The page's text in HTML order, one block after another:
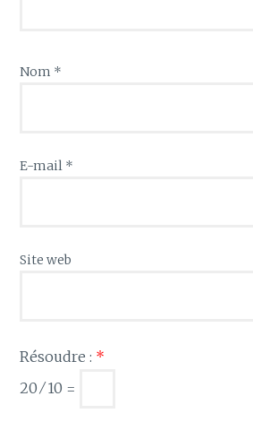
Nom *
E-mail *
Site web
Résoudre : *
20 ⁄ 10 =